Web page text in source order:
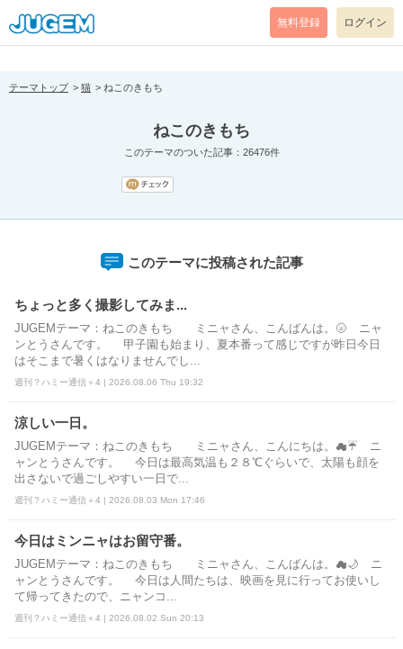
[pear_error: message="Success" code=0 mode=return level=notice
prefix="" info=""]
無料登録 ログイン
テーマトップ 猫 ねこのきもち
ねこのきもち
このテーマのついた記事：26476件
このテーマに投稿された記事
ちょっと多く撮影してみま...
JUGEMテーマ：ねこのきもち ミニャさん、こんばんは。🌝 ニャ
ンとうさんです。 甲子園も始まり、夏本番って感じですが昨日今日
はそこまで暑くはなりませんでし...
週刊？ハミー通信＋4 | 2026.08.06 Thu 19:32
涼しい一日。
JUGEMテーマ：ねこのきもち ミニャさん、こんにちは。☁☔ ニ
ャンとうさんです。 今日は最高気温も２８℃ぐらいで、太陽も顔を
出さないで過ごしやすい一日で...
週刊？ハミー通信＋4 | 2026.08.03 Mon 17:46
今日はミンニャはお留守番。
JUGEMテーマ：ねこのきもち ミニャさん、こんばんは。☁🌙 ニ
ャンとうさんです。 今日は人間たちは、映画を見に行ってお使いし
て帰ってきたので、ニャンコ...
週刊？ハミー通信＋4 | 2026.08.02 Sun 20:13